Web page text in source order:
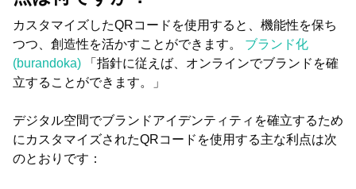
カスタマイズしたQRコードを使用すると、機能性を保ち
つつ、創造性を活かすことができます。 ブランド化
(burandoka)
「指針に従えば、オンラインでブランドを確
立することができます。」
デジタル空間でブランドアイデンティティを確立するため
にカスタマイズされたQRコードを使用する主な利点は次
のとおりです：